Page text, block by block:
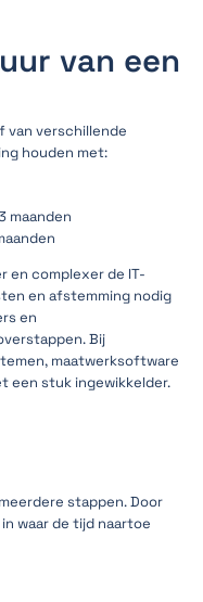
van een
van verschillende
houden met:
maanden
en complexer de IT-
en afstemming nodig
en
Bij
maatwerksoftware
een stuk ingewikkelder.
stappen. Door
waar de tijd naartoe